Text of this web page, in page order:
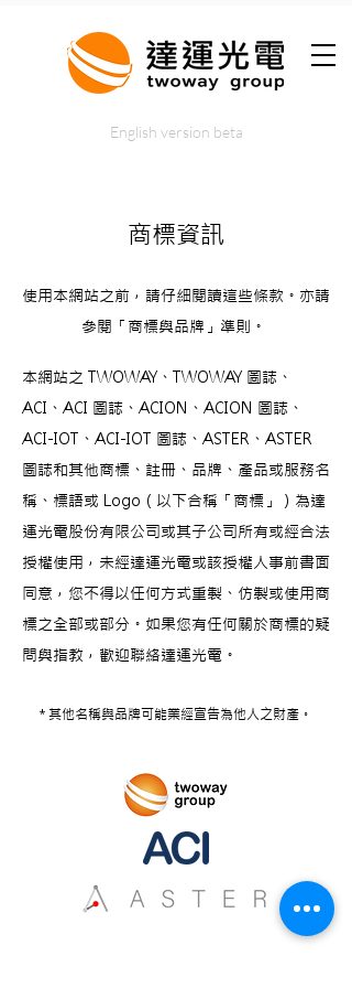
English version beta
商標資訊
使用本網站之前，請仔細閱讀這些條款。亦請
參閱「商標與品牌」準則。
本網站之 TWOWAY、TWOWAY 圖誌、
ACI、ACI 圖誌、ACION、ACION 圖誌、
ACI-IOT、ACI-IOT 圖誌、ASTER、ASTER
圖誌和其他商標、註冊、品牌、產品或服務名
稱、標語或 Logo（以下合稱「商標」）為達
運光電股份有限公司或其子公司所有或經合法
授權使用，未經達運光電或該授權人事前書面
同意，您不得以任何方式重製、仿製或使用商
標之全部或部分。如果您有任何關於商標的疑
問與指教，歡迎聯絡達運光電。
* 其他名稱與品牌可能業經宣告為他人之財產。